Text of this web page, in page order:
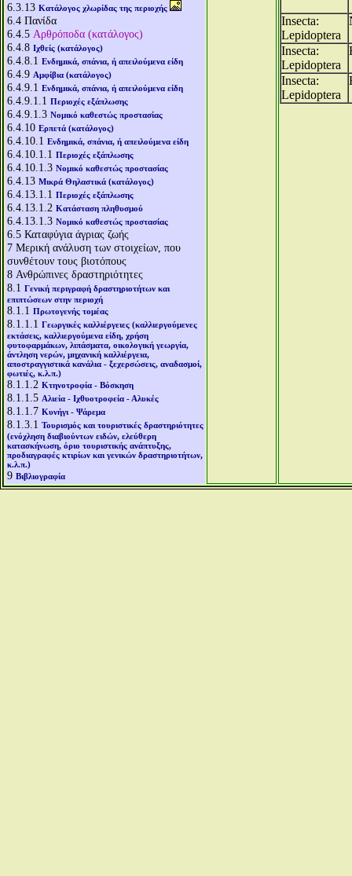
6.3.13 Κατάλογος χλωρίδας της περιοχής
6.4 Πανίδα
6.4.5 Αρθρόποδα (κατάλογος)
6.4.8 Ιχθείς (κατάλογος)
6.4.8.1 Ενδημικά, σπάνια, ή απειλούμενα είδη
6.4.9 Αμφίβια (κατάλογος)
6.4.9.1 Ενδημικά, σπάνια, ή απειλούμενα είδη
6.4.9.1.1 Περιοχές εξάπλωσης
6.4.9.1.3 Νομικό καθεστώς προστασίας
6.4.10 Ερπετά (κατάλογος)
6.4.10.1 Ενδημικά, σπάνια, ή απειλούμενα είδη
6.4.10.1.1 Περιοχές εξάπλωσης
6.4.10.1.3 Νομικό καθεστώς προστασίας
6.4.13 Μικρά Θηλαστικά (κατάλογος)
6.4.13.1.1 Περιοχές εξάπλωσης
6.4.13.1.2 Κατάσταση πληθυσμού
6.4.13.1.3 Νομικό καθεστώς προστασίας
6.5 Καταφύγια άγριας ζωής
7 Μερική ανάλυση των στοιχείων, που
συνθέτουν τους βιοτόπους
8 Ανθρώπινες δραστηριότητες
8.1 Γενική περιγραφή δραστηριοτήτων και
επιπτώσεων στην περιοχή
8.1.1 Πρωτογενής τομέας
8.1.1.1 Γεωργικές καλλιέργειες (καλλιεργούμενες
εκτάσεις, καλλιεργούμενα είδη, χρήση
φυτοφαρμάκων, λιπάσματα, οικολογική γεωργία,
άντληση νερών, μηχανική καλλιέργεια,
αποστραγγιστικά κανάλια - ξεχερσώσεις, αναδασμοί,
φωτιές, κ.λ.π.)
8.1.1.2 Κτηνοτροφία - Βόσκηση
8.1.1.5 Αλιεία - Ιχθυοτροφεία - Αλυκές
8.1.1.7 Κυνήγι - Ψάρεμα
8.1.3.1 Τουρισμός και τουριστικές δραστηριότητες
(ενόχληση διαβιούντων ειδών, ελεύθερη
κατασκήνωση, όριο τουριστικής ανάπτυξης,
προδιαγραφές κτιρίων και γενικών δραστηριοτήτων,
κ.λ.π.)
9 Βιβλιογραφία
Insecta:
Lepidoptera
Insecta:
Lepidoptera
Insecta:
Lepidoptera